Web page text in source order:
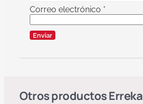
Correo electrónico *
Otros productosErreka